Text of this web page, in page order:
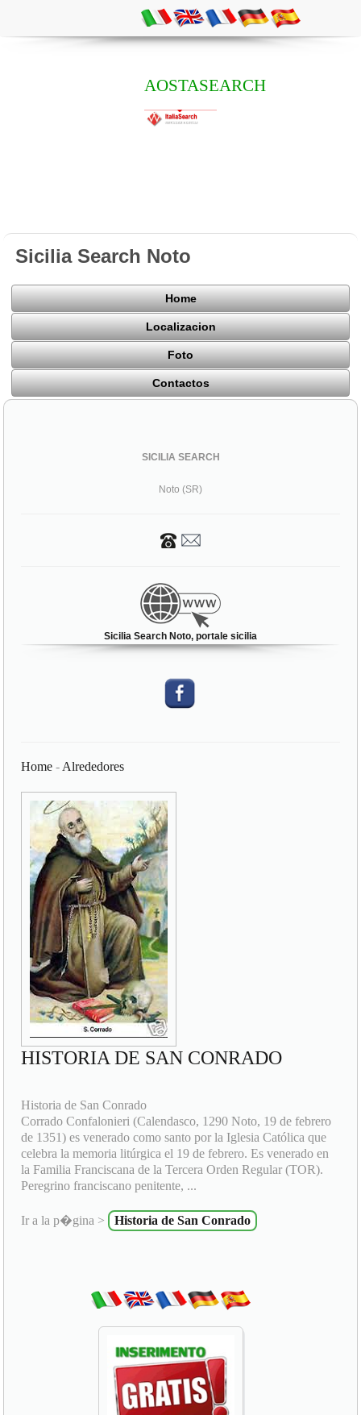
AOSTASEARCH
Sicilia Search Noto
Home
Localizacion
Foto
Contactos
SICILIA SEARCH
Noto (SR)
Sicilia Search Noto, portale sicilia
Home - Alrededores
HISTORIA DE SAN CONRADO
Historia de San Conrado
Corrado Confalonieri (Calendasco, 1290 Noto, 19 de febrero
de 1351) es venerado como santo por la Iglesia Católica que
celebra la memoria litúrgica el 19 de febrero. Es venerado en
la Familia Franciscana de la Tercera Orden Regular (TOR).
Peregrino franciscano penitente, ...
Ir a la p�gina > Historia de San Conrado